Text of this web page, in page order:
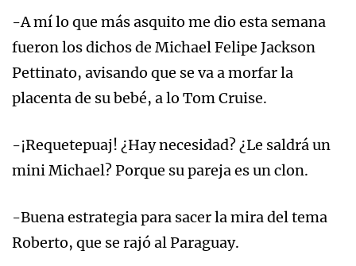
-A mí lo que más asquito me dio esta semana
fueron los dichos de Michael Felipe Jackson
Pettinato, avisando que se va a morfar la
placenta de su bebé, a lo Tom Cruise.
-¡Requetepuaj! ¿Hay necesidad? ¿Le saldrá un
mini Michael? Porque su pareja es un clon.
-Buena estrategia para sacer la mira del tema
Roberto, que se rajó al Paraguay.